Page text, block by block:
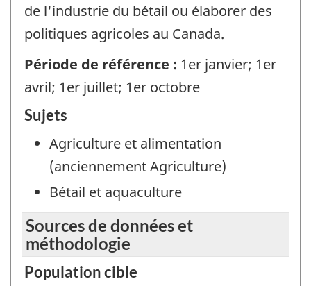
de l'industrie du bétail ou élaborer des
politiques agricoles au Canada.
Période de référence : 1er janvier; 1er
avril; 1er juillet; 1er octobre
Sujets
Agriculture et alimentation
(anciennement Agriculture)
Bétail et aquaculture
Sources de données et
méthodologie
Population cible